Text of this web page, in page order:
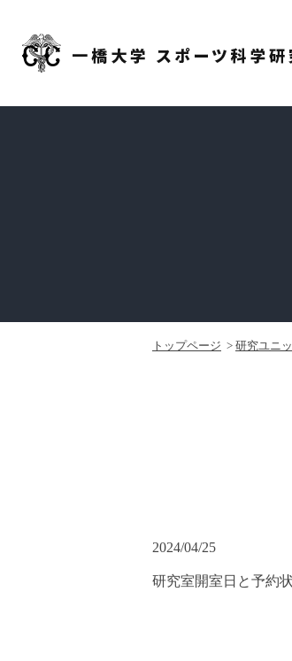
トップページ 研究ユニ
2024/04/25
研究室開室日と予約